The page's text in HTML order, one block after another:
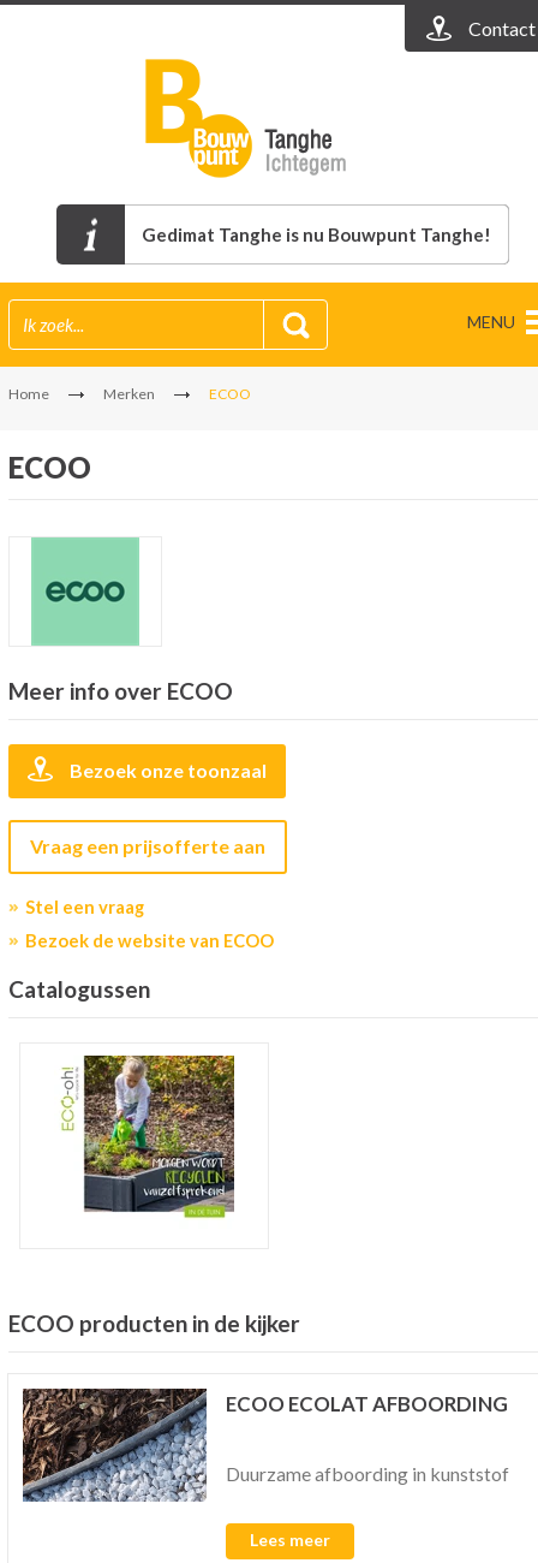
Contact
Gedimat Tanghe is nu Bouwpunt Tanghe!
MENU
Home Merken ECOO
ECOO
Meer info over ECOO
Bezoek onze toonzaal
Vraag een prijsofferte aan
Stel een vraag
Bezoek de website van ECOO
Catalogussen
ECOO producten in de kijker
ECOO ECOLAT AFBOORDING
Duurzame afboording in kunststof
Lees meer